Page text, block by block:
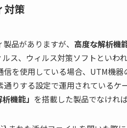
対策
品がありますが、 高度な解析機
ス、ウィルス対策ソフトといわ
を使用している場合、 UTM機器
りする設定で運用されているケ
機能」 を搭載した製品でなけれ